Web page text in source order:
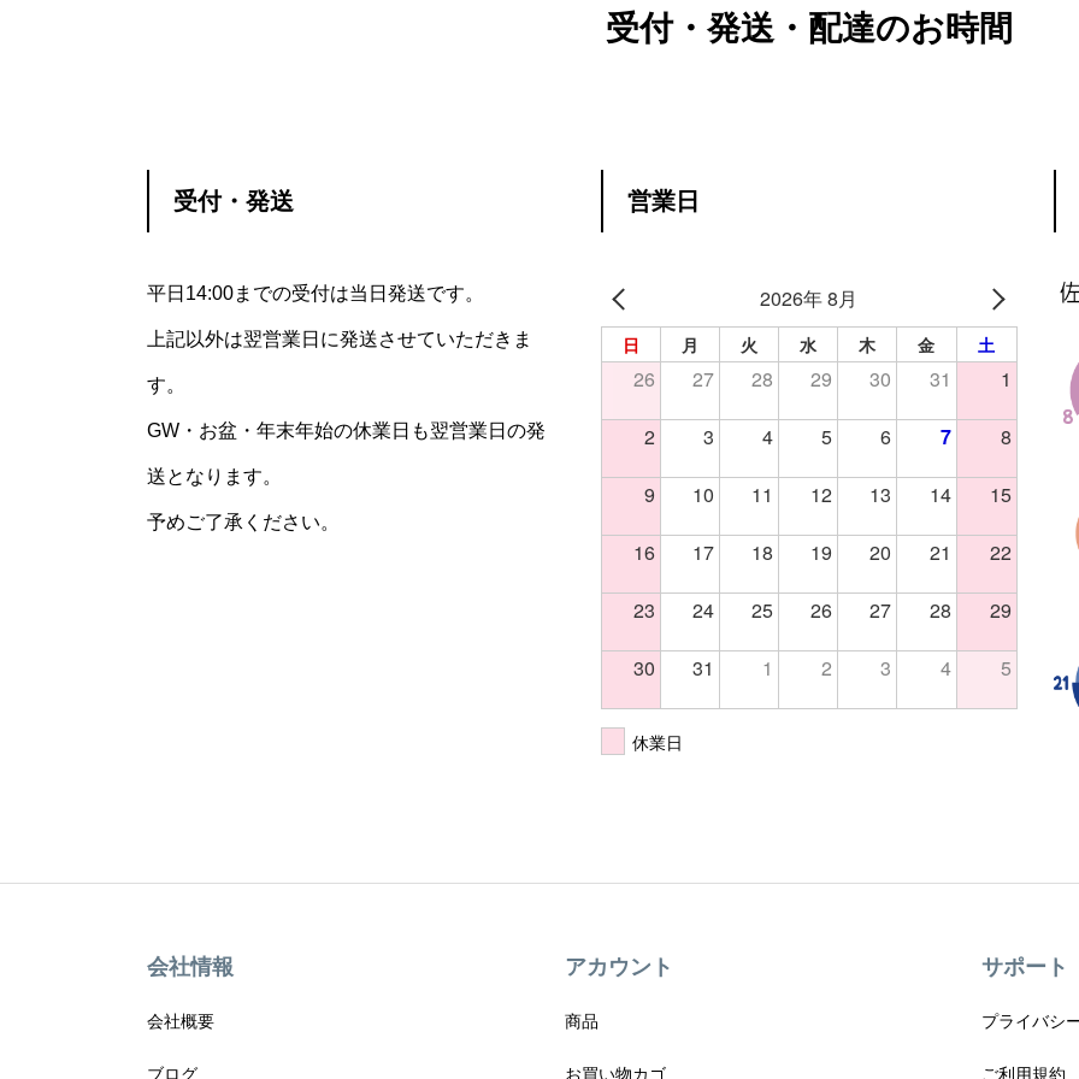
受付・発送・配達のお時間
受付・発送
平日14:00までの受付は当日発送です。
上記以外は翌営業日に発送させていただきま
す。
GW・お盆・年末年始の休業日も翌営業日の発
送となります。
予めご了承ください。
営業日
2026年 8月
日 月 火 水 木 金 土
26 27 28 29 30 31 1
2 3 4 5 6 7 8
9 10 11 12 13 14 15
16 17 18 19 20 21 22
23 24 25 26 27 28 29
30 31 1 2 3 4 5
休業日
会社情報
会社概要
ブログ
アカウント
商品
お買い物カゴ
サポート
プライバシ
ご利用規約